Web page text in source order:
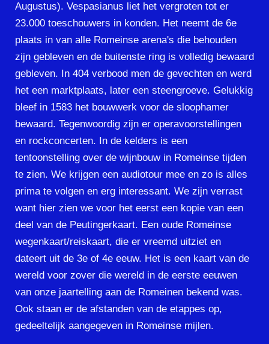
Augustus). Vespasianus liet het vergroten tot er
23.000 toeschouwers in konden. Het neemt de 6e
plaats in van alle Romeinse arena's die behouden
zijn gebleven en de buitenste ring is volledig bewaard
gebleven. In 404 verbood men de gevechten en werd
het een marktplaats, later een steengroeve. Gelukkig
bleef in 1583 het bouwwerk voor de sloophamer
bewaard. Tegenwoordig zijn er operavoorstellingen
en rockconcerten. In de kelders is een
tentoonstelling over de wijnbouw in Romeinse tijden
te zien. We krijgen een audiotour mee en zo is alles
prima te volgen en erg interessant. We zijn verrast
want hier zien we voor het eerst een kopie van een
deel van de Peutingerkaart. Een oude Romeinse
wegenkaart/reiskaart, die er vreemd uitziet en
dateert uit de 3e of 4e eeuw. Het is een kaart van de
wereld voor zover die wereld in de eerste eeuwen
van onze jaartelling aan de Romeinen bekend was.
Ook staan er de afstanden van de etappes op,
gedeeltelijk aangegeven in Romeinse mijlen.